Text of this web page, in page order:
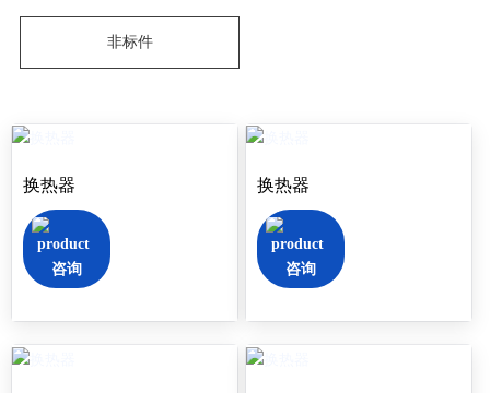
非标件
换热器
咨询
换热器
咨询